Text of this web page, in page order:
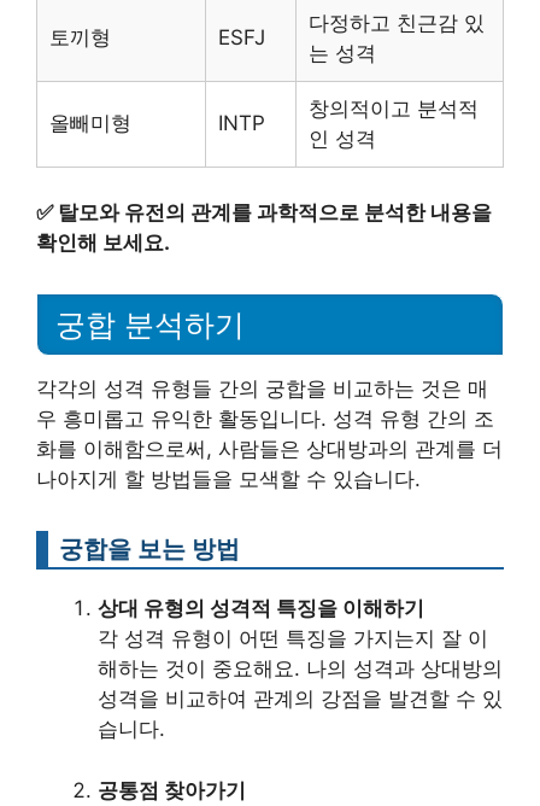
토끼형 ESFJ
다정하고 친근감 있
는 성격
올빼미형 INTP
창의적이고 분석적
인 성격
✅ 탈모와 유전의 관계를 과학적으로 분석한 내용을
확인해 보세요.
궁합 분석하기
각각의 성격 유형들 간의 궁합을 비교하는 것은 매
우 흥미롭고 유익한 활동입니다. 성격 유형 간의 조
화를 이해함으로써, 사람들은 상대방과의 관계를 더
나아지게 할 방법들을 모색할 수 있습니다.
궁합을 보는 방법
상대 유형의 성격적 특징을 이해하기
각 성격 유형이 어떤 특징을 가지는지 잘 이
해하는 것이 중요해요. 나의 성격과 상대방의
성격을 비교하여 관계의 강점을 발견할 수 있
습니다.
공통점 찾아가기